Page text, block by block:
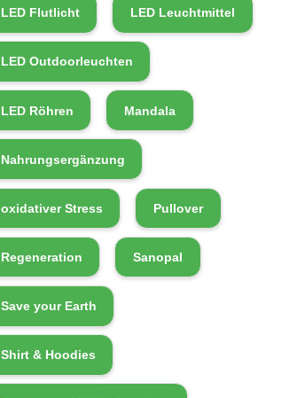
LED Flutlicht LED Leuchtmittel
LED Outdoorleuchten
LED Röhren Mandala
Nahrungsergänzung
oxidativer Stress Pullover
Regeneration Sanopal
Save your Earth
Shirt & Hoodies